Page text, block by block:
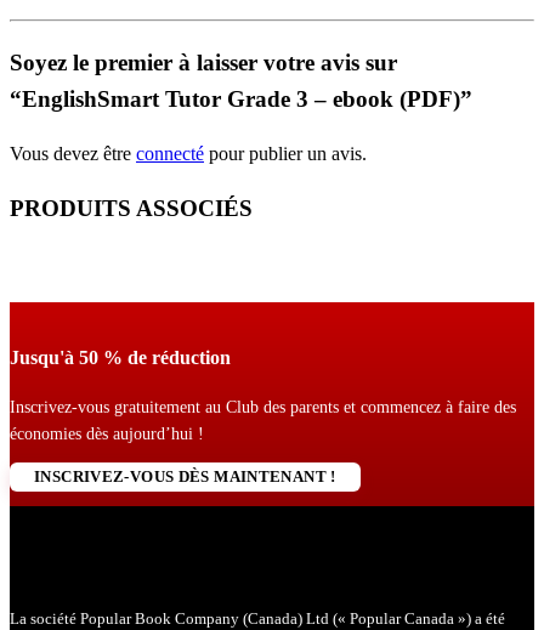
Soyez le premier à laisser votre avis sur
“EnglishSmart Tutor Grade 3 – ebook (PDF)”
Vous devez être connecté pour publier un avis.
PRODUITS ASSOCIÉS
Jusqu'à 50 % de réduction
Inscrivez-vous gratuitement au Club des parents et commencez à faire des
économies dès aujourd’hui !
INSCRIVEZ-VOUS DÈS MAINTENANT !
La société Popular Book Company (Canada) Ltd (« Popular Canada ») a été